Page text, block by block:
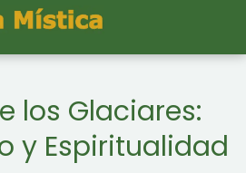
los Glaciares:
y Espiritualidad